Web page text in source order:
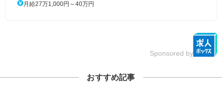
月給27万1,000円～40万円
Sponsored by
おすすめ記事